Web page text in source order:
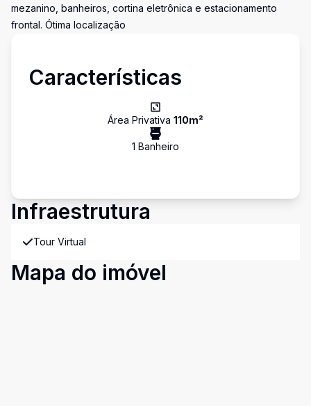
mezanino, banheiros, cortina eletrônica e estacionamento
frontal. Ótima localização
Características
Área Privativa 110m²
1 Banheiro
Infraestrutura
Tour Virtual
Mapa do imóvel